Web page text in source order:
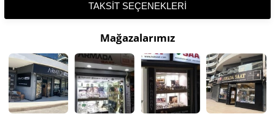
TAKSIT SEÇENEKLERI
Mağazalarımız